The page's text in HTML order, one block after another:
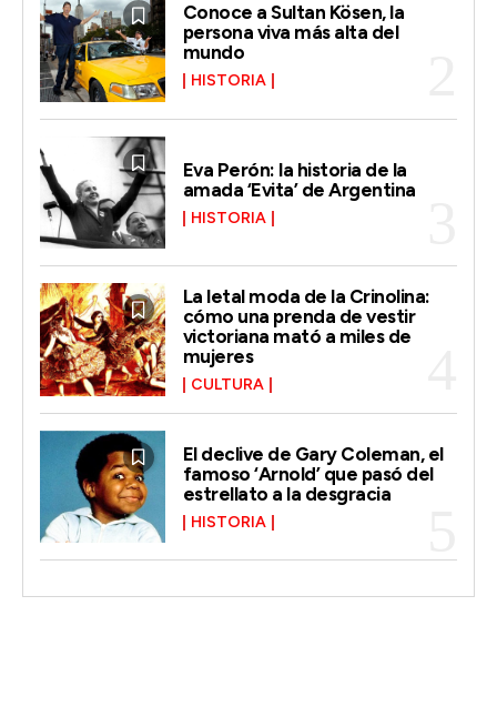
Conoce a Sultan Kösen, la
persona viva más alta del
mundo
HISTORIA
Eva Perón: la historia de la
amada ‘Evita’ de Argentina
HISTORIA
La letal moda de la Crinolina:
cómo una prenda de vestir
victoriana mató a miles de
mujeres
CULTURA
El declive de Gary Coleman, el
famoso ‘Arnold’ que pasó del
estrellato a la desgracia
HISTORIA